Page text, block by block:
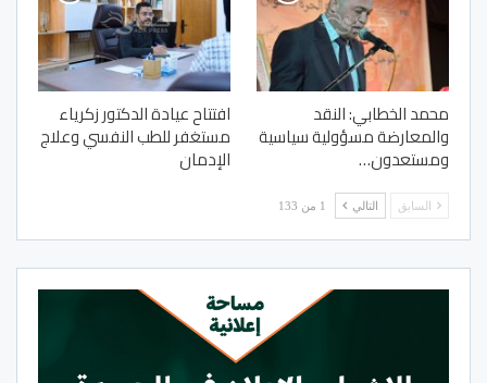
محمد الخطابي: النقد
والمعارضة مسؤولية سياسية
ومستعدون…
افتتاح عيادة الدكتور زكرياء
مستغفر للطب النفسي وعلاج
الإدمان
السابق التالي 1 من 133